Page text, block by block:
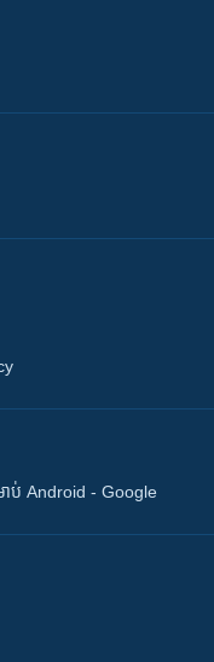
ាប់ Android - Google